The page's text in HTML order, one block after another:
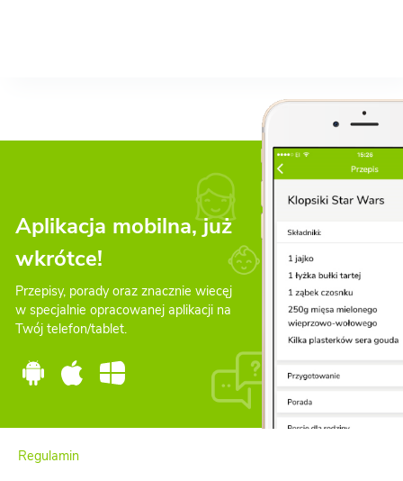
Aplikacja mobilna, już
wkrótce!
Przepisy, porady oraz znacznie wiecęj
w specjalnie opracowanej aplikacji na
Twój telefon/tablet.
Regulamin